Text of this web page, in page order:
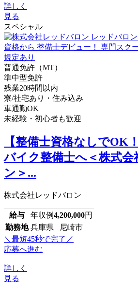
詳しく
見る
スペシャル
普通免許（MT）
準中型免許
残業20時間以内
寮/社宅あり・住み込み
車通勤OK
未経験・初心者も歓迎
【整備士資格なしでOK
バイク整備士へ＜株式会
ン＞...
株式会社レッドバロン
給与 年収例4,200,000円
勤務地 兵庫県 尼崎市
＼最短45秒で完了／
応募へ進む
詳しく
見る